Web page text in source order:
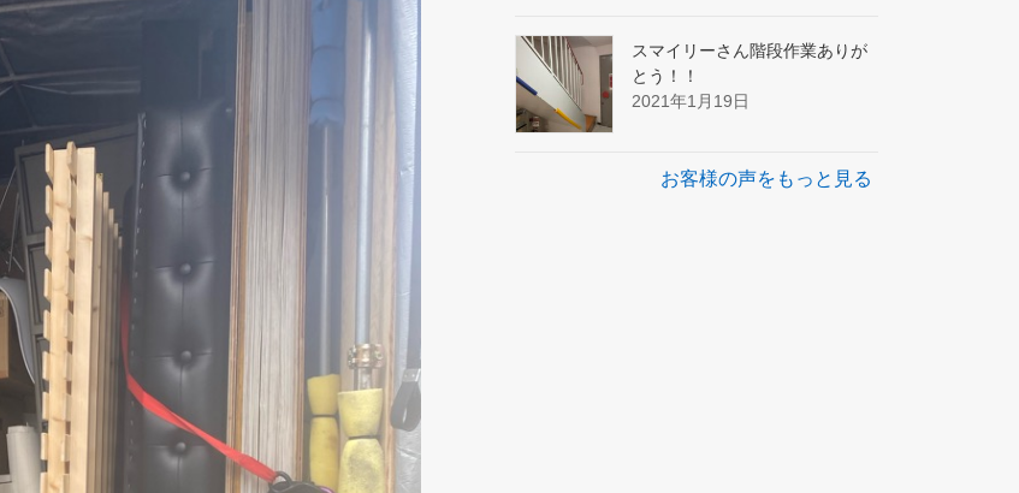
スマイリーさん階段作業ありが
とう！！
2021年1月19日
お客様の声をもっと見る